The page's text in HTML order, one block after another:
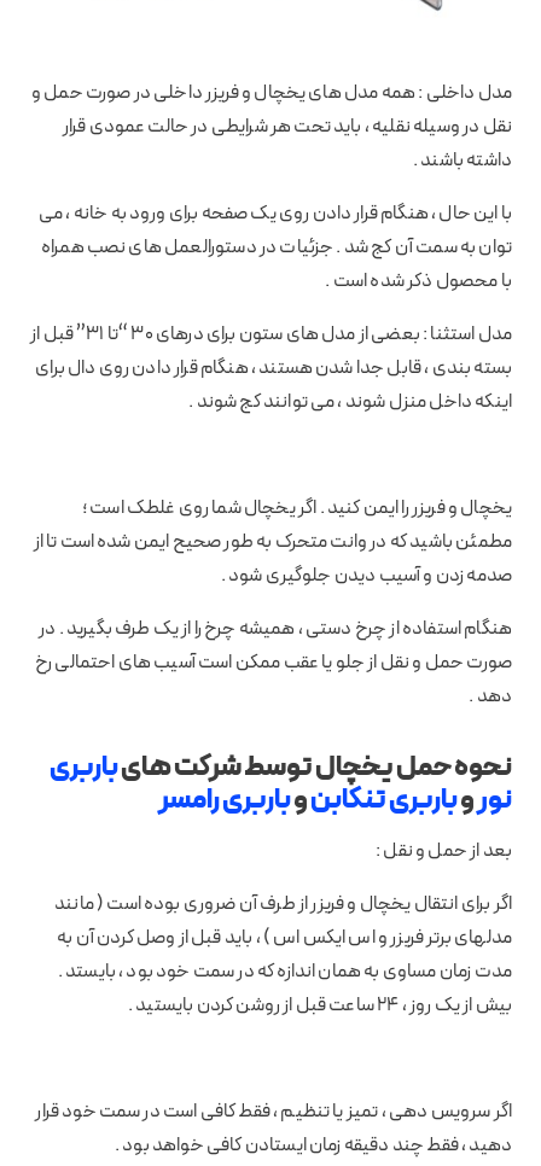
مدل داخلی : همه مدل های یخچال و فریزر داخلی در صورت حمل و
نقل در وسیله نقلیه ، باید تحت هر شرایطی در حالت عمودی قرار
داشته باشند .
با این حال ، هنگام قرار دادن روی یک صفحه برای ورود به خانه ، می
توان به سمت آن كج شد . جزئیات در دستورالعمل های نصب همراه
با محصول ذکر شده است .
مدل استثنا : بعضی از مدل های ستون برای درهای 30 “تا 31” قبل از
بسته بندی ، قابل جدا شدن هستند ، هنگام قرار دادن روی دال برای
اینکه داخل منزل شوند ، می توانند کج شوند .
یخچال و فریزر را ایمن کنید . اگر یخچال شما روی غلطک است ؛
مطمئن باشید که در وانت متحرک به طور صحیح ایمن شده است تا از
صدمه زدن و آسیب دیدن جلوگیری شود .
هنگام استفاده از چرخ دستی ، همیشه چرخ را از یک طرف بگیرید . در
صورت حمل و نقل از جلو یا عقب ممکن است آسیب های احتمالی رخ
دهد .
نحوه حمل یخچال توسط شرکت هایباربری
نوروباربری تنکابنوباربری رامسر
بعد از حمل و نقل :
اگر برای انتقال یخچال و فریزر از طرف آن ضروری بوده است ( مانند
مدلهای برتر فریزر و اس ایکس اس ) ، باید قبل از وصل کردن آن به
مدت زمان مساوی به همان اندازه که در سمت خود بود ، بایستد .
بیش از یک روز ، 24 ساعت قبل از روشن کردن بایستید .
اگر سرویس دهی ، تمیز یا تنظیم ، فقط کافی است در سمت خود قرار
دهید ، فقط چند دقیقه زمان ایستادن کافی خواهد بود .